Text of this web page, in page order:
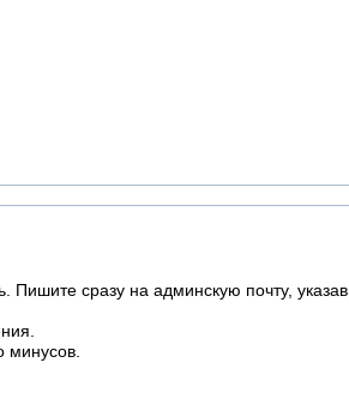
Пишите сразу на админскую почту, указав
минусов.